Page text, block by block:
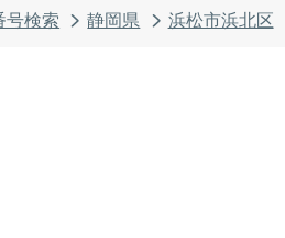
号検索 静岡県 浜松市浜北区